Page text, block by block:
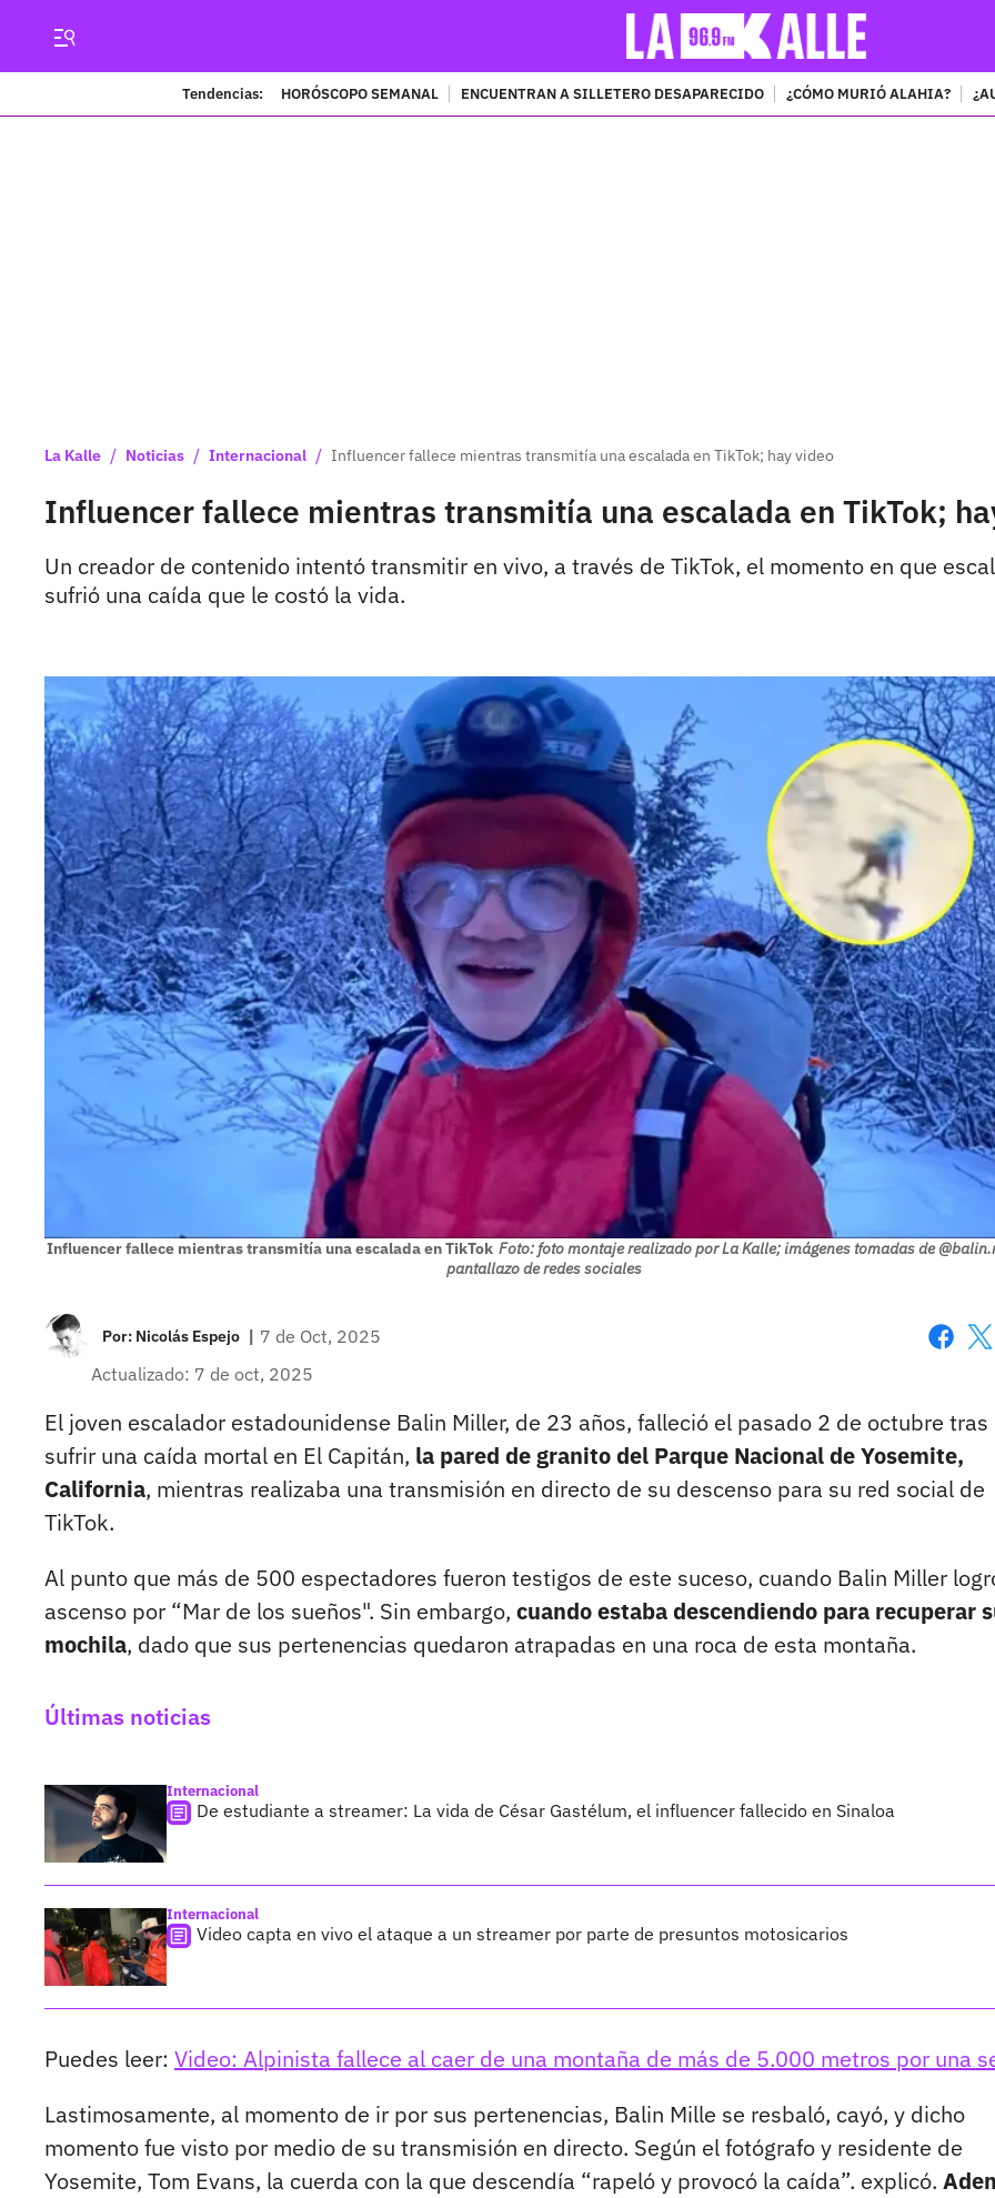
Tendencias: HORÓSCOPO SEMANAL ENCUENTRAN A SILLETERO DESAPARECIDO ¿CÓMO MURIÓ ALAHIA?
La Kalle / Noticias / Internacional / Influencer fallece mientras transmitía una escalada en TikTok; hay video
Influencer fallece mientras transmitía una escalada en TikTok;
Un creador de contenido intentó transmitir en vivo, a través de TikTok, el momento en que
sufrió una caída que le costó la vida.
Influencer fallece mientras transmitía una escalada en TikTok Foto: foto montaje realizado por La Kalle; imágenes tomadas de
pantallazo de redes sociales
Por: Nicolás Espejo | 7 de Oct, 2025
Actualizado: 7 de oct, 2025
El joven escalador estadounidense Balin Miller, de 23 años, falleció el pasado 2 de octubre tras
sufrir una caída mortal en El Capitán, la pared de granito del Parque Nacional de Yosemite,
California, mientras realizaba una transmisión en directo de su descenso para su red social de
TikTok.
Al punto que más de 500 espectadores fueron testigos de este suceso, cuando Balin Miller
ascenso por “Mar de los sueños". Sin embargo, cuando estaba descendiendo para recuperar
mochila, dado que sus pertenencias quedaron atrapadas en una roca de esta montaña.
Últimas noticias
Internacional
De estudiante a streamer: La vida de César Gastélum, el influencer fallecido en Sinaloa
Internacional
Video capta en vivo el ataque a un streamer por parte de presuntos motosicarios
Puedes leer: Video: Alpinista fallece al caer de una montaña de más de 5.000 metros por una
Lastimosamente, al momento de ir por sus pertenencias, Balin Mille se resbaló, cayó, y dicho
momento fue visto por medio de su transmisión en directo. Según el fotógrafo y residente de
Yosemite, Tom Evans, la cuerda con la que descendía “rapeló y provocó la caída”. explicó.